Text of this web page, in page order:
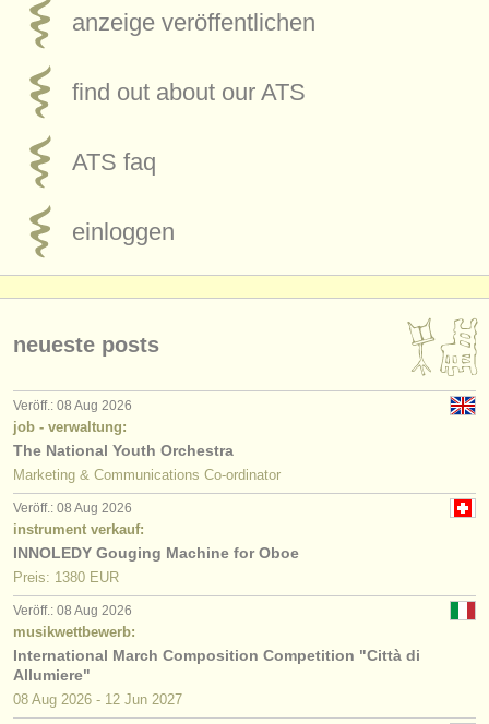
anzeige veröffentlichen
find out about our ATS
ATS faq
einloggen
neueste posts
Veröff.: 08 Aug 2026
job - verwaltung:
The National Youth Orchestra
Marketing & Communications Co-ordinator
Veröff.: 08 Aug 2026
instrument verkauf:
INNOLEDY Gouging Machine for Oboe
Preis: 1380 EUR
Veröff.: 08 Aug 2026
musikwettbewerb:
International March Composition Competition "Città di
Allumiere"
08 Aug 2026 - 12 Jun 2027